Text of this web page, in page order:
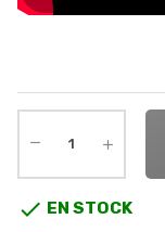
 EN STOCK